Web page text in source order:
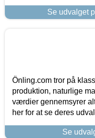
Se udvalget
Önling.com tror på
produktion, naturlige
værdier gennemsyrer
her for at se deres
Se